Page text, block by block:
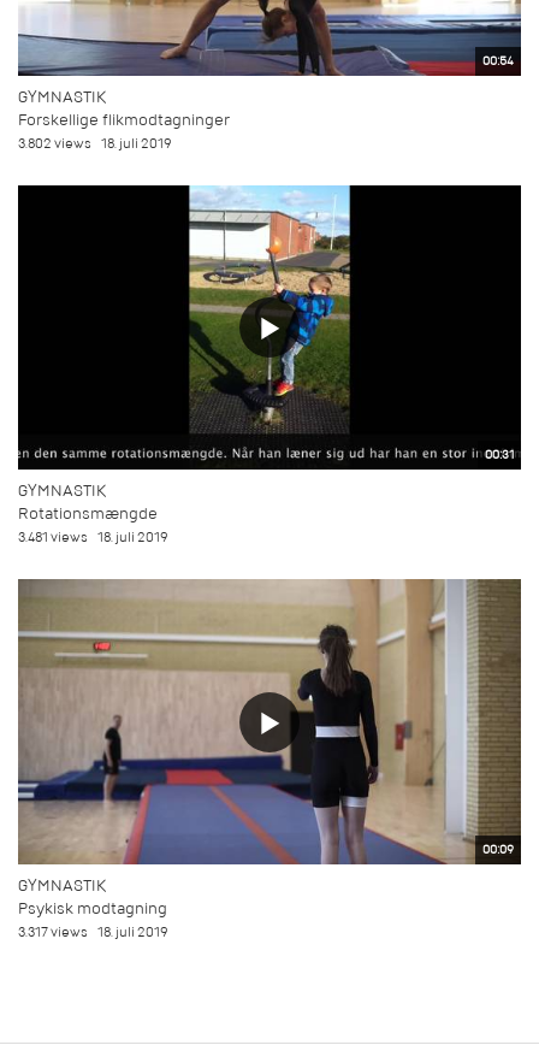
00:54
GYMNASTIK
Forskellige flikmodtagninger
3.802 views 18. juli 2019
00:31
GYMNASTIK
Rotationsmængde
3.481 views 18. juli 2019
00:09
GYMNASTIK
Psykisk modtagning
3.317 views 18. juli 2019